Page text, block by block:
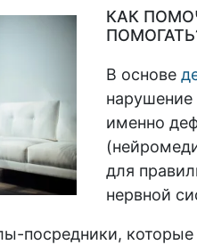
КАК
В основе
нарушение
именно
для
нервной
посредники,